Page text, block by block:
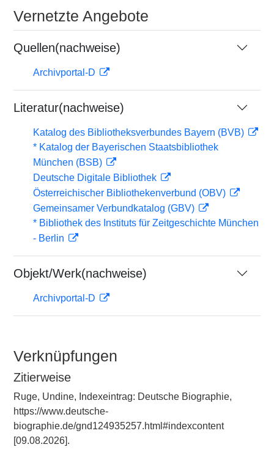
Vernetzte Angebote
Quellen(nachweise)
Archivportal-D
Literatur(nachweise)
Katalog des Bibliotheksverbundes Bayern (BVB)
* Katalog der Bayerischen Staatsbibliothek
München (BSB)
Deutsche Digitale Bibliothek
Österreichischer Bibliothekenverbund (OBV)
Gemeinsamer Verbundkatalog (GBV)
* Bibliothek des Instituts für Zeitgeschichte München
- Berlin
Objekt/Werk(nachweise)
Archivportal-D
Verknüpfungen
Zitierweise
Ruge, Undine, Indexeintrag: Deutsche Biographie,
https://www.deutsche-
biographie.de/gnd124935257.html#indexcontent
[09.08.2026].